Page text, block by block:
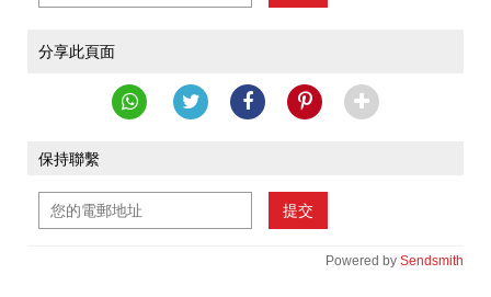
分享此頁面
保持聯繫
提交
Powered by Sendsmith